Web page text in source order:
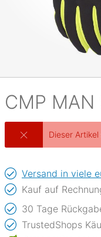
CMP MAN
Dieser
Versand in viele
Kauf auf
30 Tage
TrustedShops